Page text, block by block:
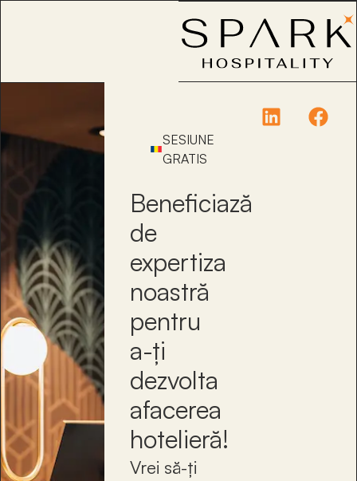
SESIUNE
GRATIS
Beneficiază
de
expertiza
noastră
pentru
a-ți
dezvolta
afacerea
hotelieră!
Vrei să-ți